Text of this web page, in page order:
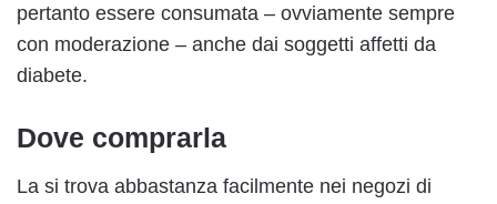
pertanto essere consumata – ovviamente sempre
con moderazione – anche dai soggetti affetti da
diabete.
Dove comprarla
La si trova abbastanza facilmente nei negozi di